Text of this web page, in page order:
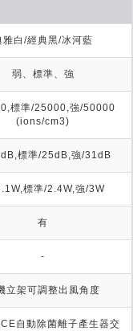
雅白/經典黑/冰河藍
弱、標準、強
標準/25000,強/50000
(ions/cm3)
標準/25dB,強/31dB
標準/2.4W,強/3W
有
-
立架可調整出風角度
自動除菌離子產生器交